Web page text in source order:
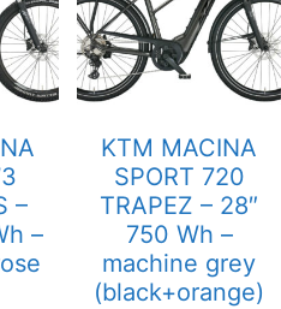
–
–
KTM MACINA
SPORT 720
TRAPEZ – 28″
750 Wh –
machine grey
(black+orange)